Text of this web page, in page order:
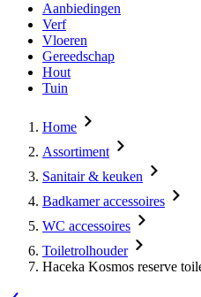
Aanbiedingen
Verf
Vloeren
Gereedschap
Hout
Tuin
Home
Assortiment
Sanitair & keuken
Badkamer accessoires
WC accessoires
Toiletrolhouder
Haceka Kosmos reserve